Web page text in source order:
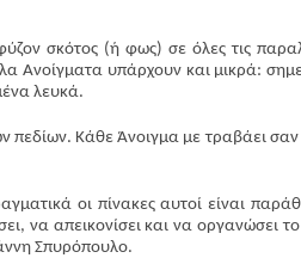
σκότος (ή φως) σε όλες τις
Ανοίγματα υπάρχουν και μικρά:
λευκά.
Κάθε Άνοιγμα με τραβάει σαν
οι πίνακες αυτοί είναι
να απεικονίσει και να οργανώσει
Σπυρόπουλο.